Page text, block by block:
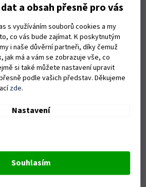
a obsah přesně pro vás
s využíváním souborů cookies a my
co vás bude zajímat. K poskytnutým
i naše důvěrní partneři, díky čemuž
jak má a vám se zobrazuje vše, co
si také můžete nastavení upravit
podle vašich představ. Děkujeme
zde.
Nastavení
Souhlasím
Skladem(1 ks)
DETAIL
XXL
Kód:S18892